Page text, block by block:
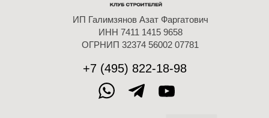
+7 (495) 822-18-98
ИП Галимзянов Азат Фаргатович
ИНН 7411 1415 9658
ОГРНИП 32374 56002 07781